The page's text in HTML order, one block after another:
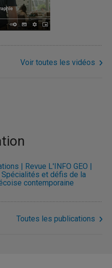
Voir toutes les vidéos
| Revue L'INFO GÉO |
Spécialités et défis de la
contemporaine
Toutes les publications